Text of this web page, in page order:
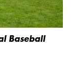
Baseball